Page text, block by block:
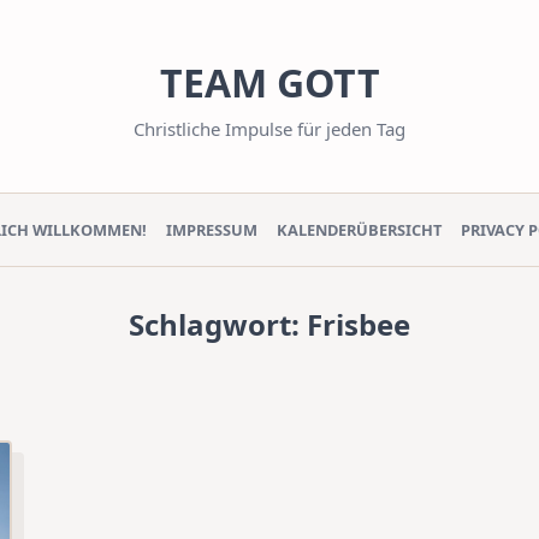
TEAM GOTT
Christliche Impulse für jeden Tag
WILLKOMMEN! IMPRESSUM KALENDERÜBERSICHT PRIVACY
Schlagwort: Frisbee